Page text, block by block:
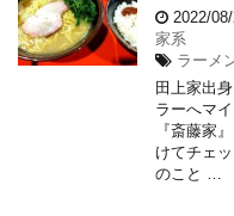
2022/
家系
ラーメ
田上家出
ラーへマ
『斎藤家
けてチェ
のこと …